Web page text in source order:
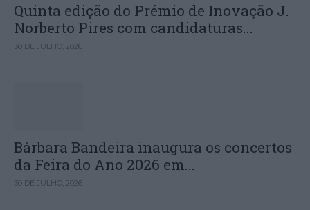
Quinta edição do Prémio de Inovação J.
Norberto Pires com candidaturas...
30 DE JULHO, 2026
Bárbara Bandeira inaugura os concertos
da Feira do Ano 2026 em...
30 DE JULHO, 2026